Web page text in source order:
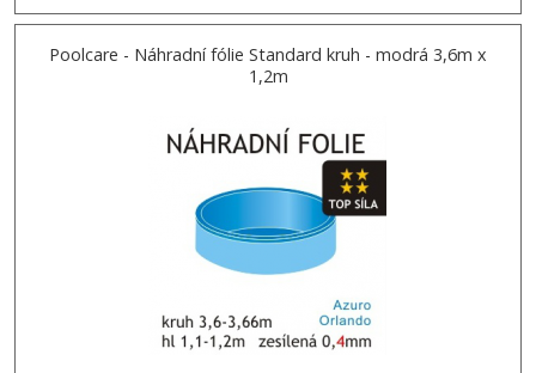
Poolcare - Náhradní fólie Standard kruh - modrá 3,6m x
1,2m